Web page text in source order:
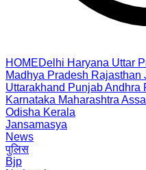
HOMEDelhi Haryana Uttar
Madhya Pradesh Rajasthan
Uttarakhand PunjabAndhra
Karnataka Maharashtra
Odisha Kerala
Jansamasya
News
पुलिस
Bjp